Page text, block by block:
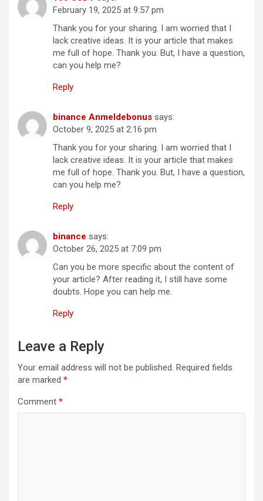
February 19, 2025 at 9:57 pm
Thank you for your sharing. I am worried that I
lack creative ideas. It is your article that makes
me full of hope. Thank you. But, I have a question,
can you help me?
Reply
binance Anmeldebonus says:
October 9, 2025 at 2:16 pm
Thank you for your sharing. I am worried that I
lack creative ideas. It is your article that makes
me full of hope. Thank you. But, I have a question,
can you help me?
Reply
binance says:
October 26, 2025 at 7:09 pm
Can you be more specific about the content of
your article? After reading it, I still have some
doubts. Hope you can help me.
Reply
Leave a Reply
Your email address will not be published. Required fields
are marked *
Comment *